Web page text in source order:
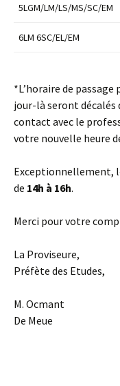
5LGM/LM/LS/MS/SC/EM
6LM 6SC/EL/EM
*L’horaire de passage
jour-là seront décalés
contact avec le
votre nouvelle heure
Exceptionnellement,
de 14h à 16h.
Merci pour votre
La
Préfète des Etudes,
M.
De Meue